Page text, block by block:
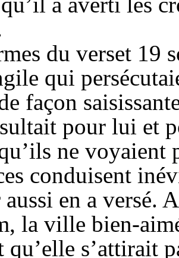
du verset 19
qui
façon
pour lui et
ne voyaient
conduisent
en a versé.
la ville bien-
qu’elle s’attirait